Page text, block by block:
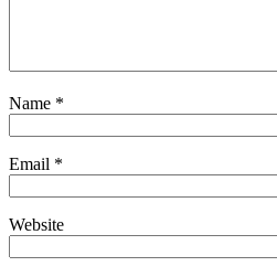
Name *
Email *
Website